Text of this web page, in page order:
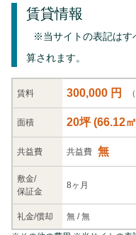
賃貸情報
※当サイトの表記はす
算されます。
賃料 300,000 円
面積 20坪(66.12
共益費 共益費 無
敷金/
保証金
8ヶ月
礼金/償却 無 /無